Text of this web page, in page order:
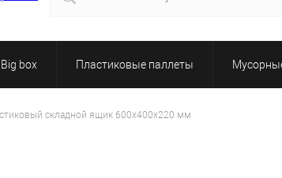
Big box Пластиковые паллеты
складной ящик 600х400х220 мм